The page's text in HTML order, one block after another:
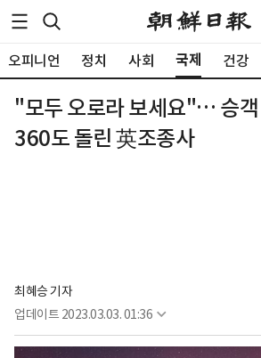
오피니언 정치 사회 국제 건강
"모두 오로라 보세요"… 승객
360도 돌린 英조종사
최혜승 기자
업데이트 2023.03.03. 01:36